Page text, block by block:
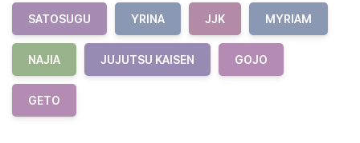
SATOSUGU YRINA JJK MYRIAM
NAJIA JUJUTSU KAISEN GOJO
GETO